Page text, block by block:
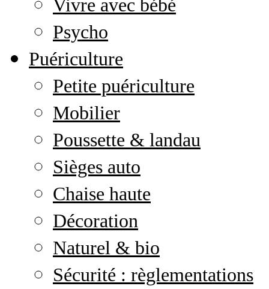
Vivre avec bébé
Psycho
Puériculture
Petite puériculture
Mobilier
Poussette & landau
Sièges auto
Chaise haute
Décoration
Naturel & bio
Sécurité : règlementations